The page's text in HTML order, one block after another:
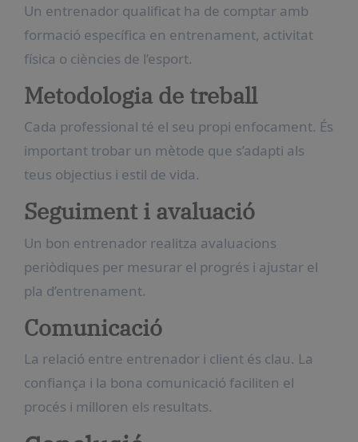
Un entrenador qualificat ha de comptar amb
formació específica en entrenament, activitat
física o ciències de l’esport.
Metodologia de treball
Cada professional té el seu propi enfocament. És
important trobar un mètode que s’adapti als
teus objectius i estil de vida.
Seguiment i avaluació
Un bon entrenador realitza avaluacions
periòdiques per mesurar el progrés i ajustar el
pla d’entrenament.
Comunicació
La relació entre entrenador i client és clau. La
confiança i la bona comunicació faciliten el
procés i milloren els resultats.